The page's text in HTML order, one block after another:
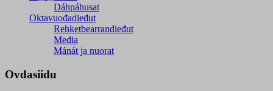
Dáhpáhusat
Oktavuođadieđut
Rehketbearrandieđut
Media
Mánát ja nuorat
Ovdasiidu